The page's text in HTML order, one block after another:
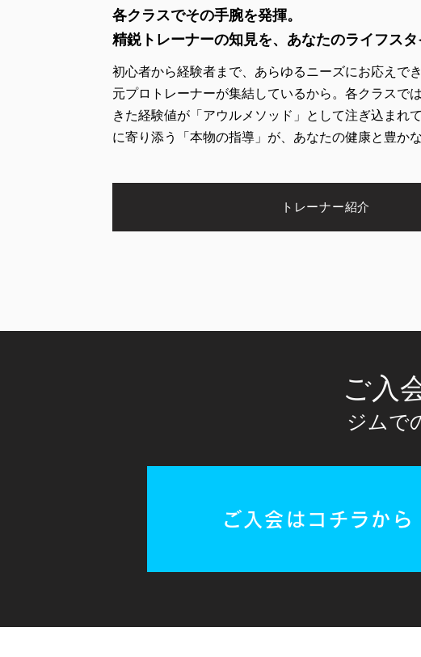
各クラスでその手腕を発揮。
精鋭トレーナーの知見を、あなたのライフスタ
初心者から経験者まで、あらゆるニーズにお応えで
元プロトレーナーが集結しているから。各クラスで
きた経験値が「アウルメソッド」として注ぎ込まれ
に寄り添う「本物の指導」が、あなたの健康と豊か
トレーナー紹介
ご入
ジムで
ご入会はコチラから